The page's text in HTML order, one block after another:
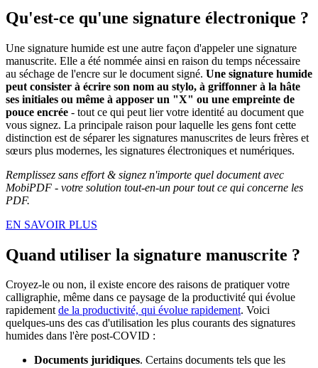
Qu'est-ce qu'une signature électronique ?
Une signature humide est une autre façon d'appeler une signature
manuscrite. Elle a été nommée ainsi en raison du temps nécessaire
au séchage de l'encre sur le document signé. Une signature humide
peut consister à écrire son nom au stylo, à griffonner à la hâte
ses initiales ou même à apposer un "X" ou une empreinte de
pouce encrée - tout ce qui peut lier votre identité au document que
vous signez. La principale raison pour laquelle les gens font cette
distinction est de séparer les signatures manuscrites de leurs frères et
sœurs plus modernes, les signatures électroniques et numériques.
Remplissez sans effort & signez n'importe quel document avec
MobiPDF - votre solution tout-en-un pour tout ce qui concerne les
PDF.
EN SAVOIR PLUS
Quand utiliser la signature manuscrite ?
Croyez-le ou non, il existe encore des raisons de pratiquer votre
calligraphie, même dans ce paysage de la productivité qui évolue
rapidementde la productivité, qui évolue rapidement. Voici
quelques-uns des cas d'utilisation les plus courants des signatures
humides dans l'ère post-COVID :
Documents juridiques. Certains documents tels que les